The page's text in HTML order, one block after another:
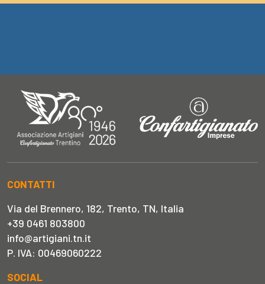
CONTATTI
Via del Brennero, 182, Trento, TN, Italia
+39 0461 803800
info@artigiani.tn.it
P. IVA: 00469060222
SOCIAL